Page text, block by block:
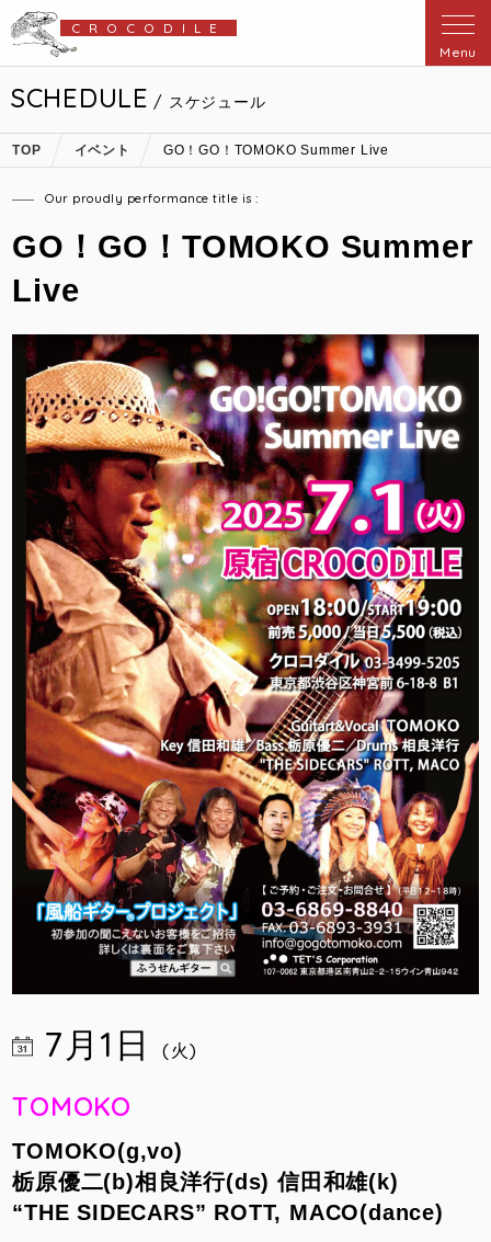
CROCODILE
Menu
SCHEDULE / スケジュール
TOP イベント GO！GO！TOMOKO Summer Live
Our proudly performance title is :
GO！GO！TOMOKO Summer
Live
7月1日(火)
TOMOKO
TOMOKO(g,vo)
栃原優二(b)相良洋行(ds) 信田和雄(k)
“THE SIDECARS” ROTT, MACO(dance)